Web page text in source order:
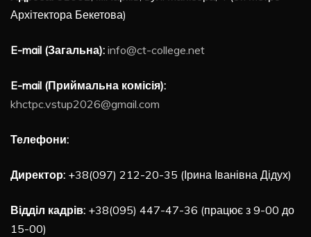
Архітектора Бекетова)
E-mail (Загальна): info@ct-college.net
E-mail (Приймальна комісія):
khctpc.vstup2026@gmail.com
Телефони:
Директор: +38(097) 212-20-35 (Ірина Іванівна Дідух)
Відділ кадрів: +38(095) 447-47-36 (працює з 9-00 до
15-00)